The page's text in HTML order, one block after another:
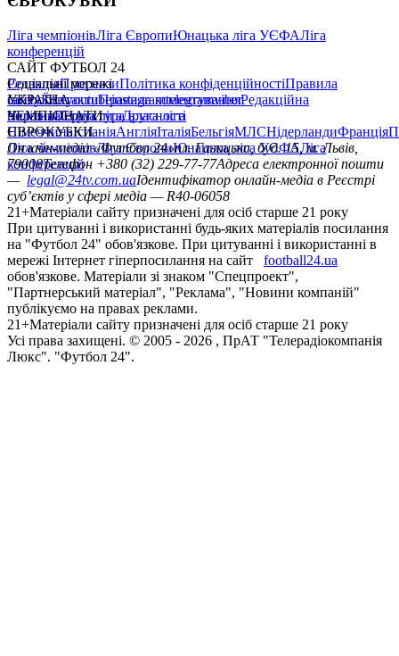
Ліга чемпіонівЛіга ЄвропиЮнацька ліга УЄФАЛіга
конференцій
САЙТ ФУТБОЛ 24
РедакціяПрогнозиПолітика конфіденційностіПравила
сайтуКонтактиПравила коментуванняРедакційна
політикаСтруктура власності
Соціальні мережі
facebookxyoutubeinstagramtelegramviber
УКРАЇНА
УкраїнаПерша лігаДруга ліга
ЧЕМПІОНАТИ
НімеччинаІспаніяАнгліяІталіяБельгіяМЛСНідерландиФранція
ЄВРОКУБКИ
Ліга чемпіонівЛіга ЄвропиЮнацька ліга УЄФАЛіга
конференцій
Онлайн-медіа «Футбол 24»пл. Галицька, буд. 15, м. Львів,
79008Телефон +380 (32) 229-77-77Адреса електронної пошти
— legal@24tv.com.uaІдентифікатор онлайн-медіа в Реєстрі
суб’єктів у сфері медіа — R40-06058
21+Матеріали сайту призначені для осіб старше 21 року
При цитуванні і використанні будь-яких матеріалів посилання
на "Футбол 24" обов'язкове. При цитуванні і використанні в
мережі Інтернет гіперпосилання на сайт
football24.ua
обов'язкове. Матеріали зі знаком "Спецпроект",
"Партнерський матеріал", "Реклама", "Новини компаній"
публікуємо на правах реклами.
21+Матеріали сайту призначені для осіб старше 21 року
Усi права захищенi. © 2005 - 2026 , ПрАТ "Телерадіокомпанія
Люкс". "Футбол 24".